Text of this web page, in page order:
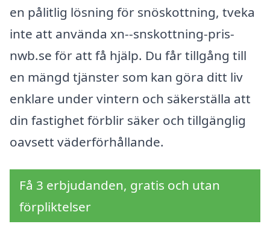
en pålitlig lösning för snöskottning, tveka
inte att använda xn--snskottning-pris-
nwb.se för att få hjälp. Du får tillgång till
en mängd tjänster som kan göra ditt liv
enklare under vintern och säkerställa att
din fastighet förblir säker och tillgänglig
oavsett väderförhållande.
Få 3 erbjudanden, gratis och utan
förpliktelser